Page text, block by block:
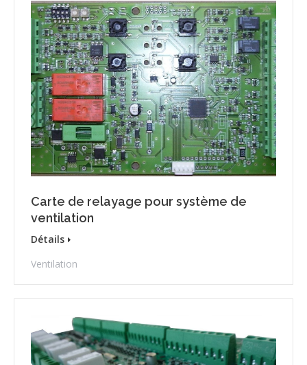
Carte de relayage pour système de
ventilation
Détails
Ventilation